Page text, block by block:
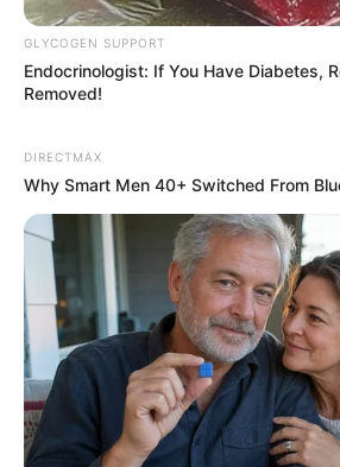
Olena Zelenska's Life Changed
BRAINBERRIES
Are You The Same Alone And
BRAINBERRIES
GLYCOGEN SUPPORT
Endocrinologist: If You Have Diabetes,
Removed!
DIRECTMAX
Why Smart Men 40+ Switched From